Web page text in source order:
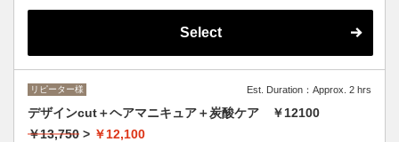
Select
リピーター様 Est. Duration：Approx. 2 hrs
デザインcut＋ヘアマニキュア＋炭酸ケア ￥12100
￥13,750 > ￥12,100